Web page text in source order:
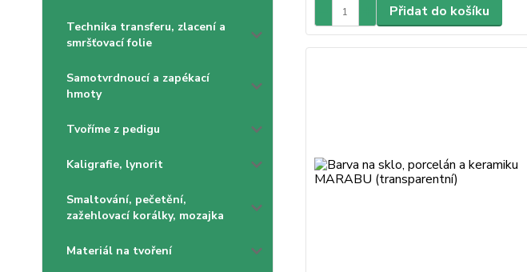
Technika transferu, zlacení a
smršťovací folie
Samotvrdnoucí a zapékací
hmoty
Tvoříme z pedigu
Kaligrafie, lynorit
Smaltování, pečetění,
zažehlovací korálky, mozajka
Materiál na tvoření
Přidat do košíku